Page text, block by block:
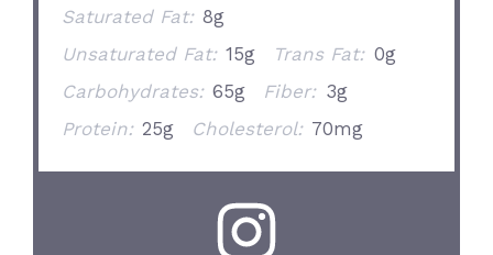
Saturated Fat: 8g
Unsaturated Fat: 15g Trans Fat: 0g
Carbohydrates: 65g Fiber: 3g
Protein: 25g Cholesterol: 70mg